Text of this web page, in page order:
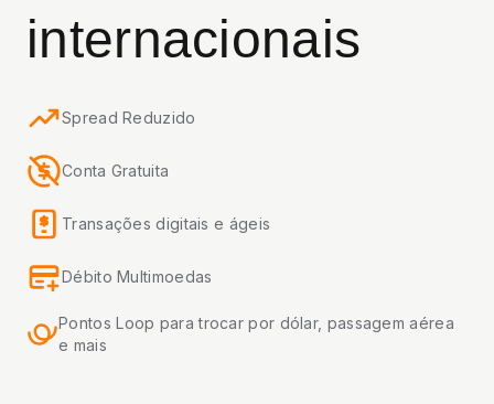
internacionais
Spread Reduzido
Conta Gratuita
Transações digitais e ágeis
Débito Multimoedas
Pontos Loop para trocar por dólar, passagem aérea
e mais